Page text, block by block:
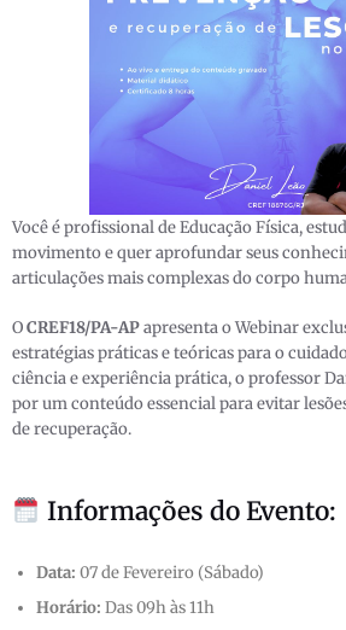
Você é profissional de Educação Física,
movimento e quer aprofundar seus
articulações mais complexas do corpo
​OCREF18/PA-APapresenta o Webinar
estratégias práticas e teóricas para o
ciência e experiência prática, o professor
por um conteúdo essencial para evitar
de recuperação.
Informações do Evento:
Data: 07 de Fevereiro (Sábado)
Horário: Das 09h às 11h